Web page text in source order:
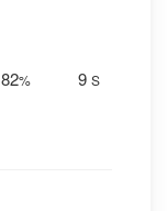
82% 9 S